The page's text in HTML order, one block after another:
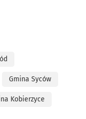
Gmina Syców
Kobierzyce